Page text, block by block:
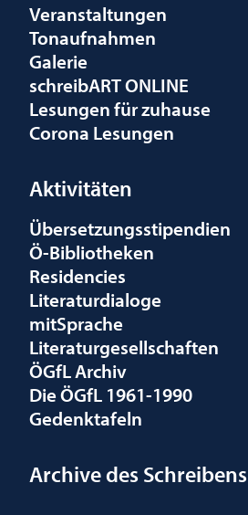
Veranstaltungen
Tonaufnahmen
Galerie
schreibART ONLINE
Lesungen für zuhause
Corona Lesungen
Aktivitäten
Übersetzungsstipendien
Ö-Bibliotheken
Residencies
Literaturdialoge
mitSprache
Literaturgesellschaften
ÖGfL Archiv
Die ÖGfL 1961-1990
Gedenktafeln
Archive des Schreibens